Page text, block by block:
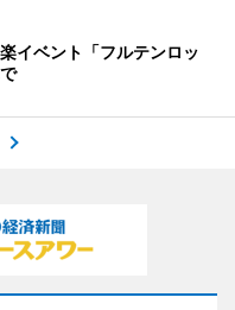
イベント「フルテンロッ